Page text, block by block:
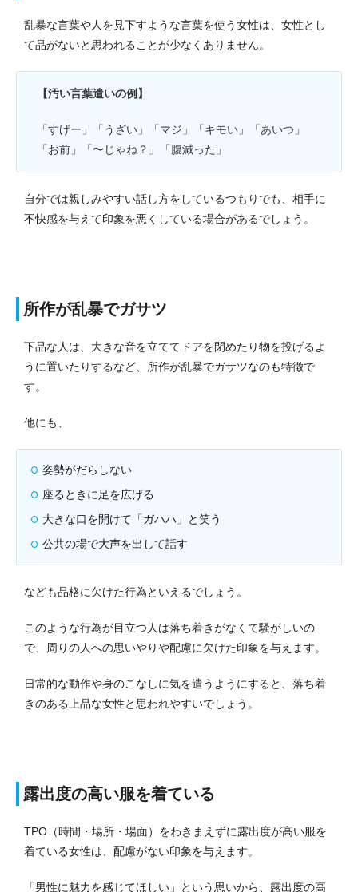
乱暴な言葉や人を見下すような言葉を使う女性は、女性とし
て品がないと思われることが少なくありません。
【汚い言葉遣いの例】
「すげー」「うざい」「マジ」「キモい」「あいつ」
「お前」「〜じゃね？」「腹減った」
自分では親しみやすい話し方をしているつもりでも、相手に
不快感を与えて印象を悪くしている場合があるでしょう。
所作が乱暴でガサツ
下品な人は、大きな音を立ててドアを閉めたり物を投げるよ
うに置いたりするなど、所作が乱暴でガサツなのも特徴で
す。
他にも、
姿勢がだらしない
座るときに足を広げる
大きな口を開けて「ガハハ」と笑う
公共の場で大声を出して話す
なども品格に欠けた行為といえるでしょう。
このような行為が目立つ人は落ち着きがなくて騒がしいの
で、周りの人への思いやりや配慮に欠けた印象を与えます。
日常的な動作や身のこなしに気を遣うようにすると、落ち着
きのある上品な女性と思われやすいでしょう。
露出度の高い服を着ている
TPO（時間・場所・場面）をわきまえずに露出度が高い服を
着ている女性は、配慮がない印象を与えます。
「男性に魅力を感じてほしい」という思いから、露出度の高